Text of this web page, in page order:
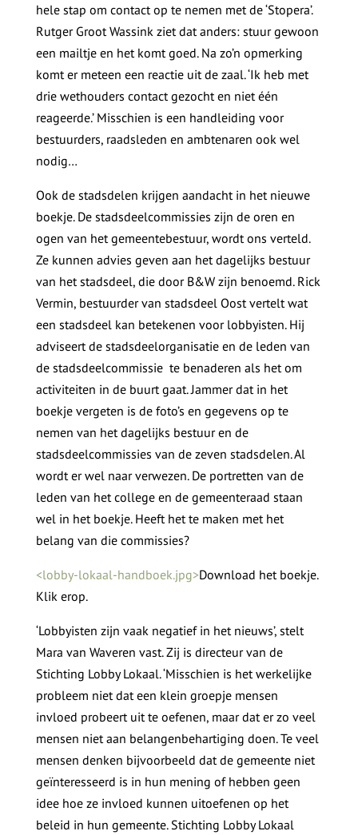
hele stap om contact op te nemen met de ‘Stopera’.
Rutger Groot Wassink ziet dat anders: stuur gewoon
een mailtje en het komt goed. Na zo’n opmerking
komt er meteen een reactie uit de zaal. ‘Ik heb met
drie wethouders contact gezocht en niet één
reageerde.’ Misschien is een handleiding voor
bestuurders, raadsleden en ambtenaren ook wel
nodig…
Ook de stadsdelen krijgen aandacht in het nieuwe
boekje. De stadsdeelcommissies zijn de oren en
ogen van het gemeentebestuur, wordt ons verteld.
Ze kunnen advies geven aan het dagelijks bestuur
van het stadsdeel, die door B&W zijn benoemd. Rick
Vermin, bestuurder van stadsdeel Oost vertelt wat
een stadsdeel kan betekenen voor lobbyisten. Hij
adviseert de stadsdeelorganisatie en de leden van
de stadsdeelcommissie te benaderen als het om
activiteiten in de buurt gaat. Jammer dat in het
boekje vergeten is de foto’s en gegevens op te
nemen van het dagelijks bestuur en de
stadsdeelcommissies van de zeven stadsdelen. Al
wordt er wel naar verwezen. De portretten van de
leden van het college en de gemeenteraad staan
wel in het boekje. Heeft het te maken met het
belang van die commissies?
<lobby-lokaal-handboek.jpg>Download het boekje.
Klik erop.
‘Lobbyisten zijn vaak negatief in het nieuws’, stelt
Mara van Waveren vast. Zij is directeur van de
Stichting Lobby Lokaal. ‘Misschien is het werkelijke
probleem niet dat een klein groepje mensen
invloed probeert uit te oefenen, maar dat er zo veel
mensen niet aan belangenbehartiging doen. Te veel
mensen denken bijvoorbeeld dat de gemeente niet
geïnteresseerd is in hun mening of hebben geen
idee hoe ze invloed kunnen uitoefenen op het
beleid in hun gemeente. Stichting Lobby Lokaal